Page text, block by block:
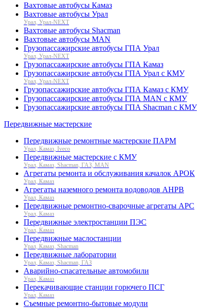
Вахтовые автобусы Камаз
Вахтовые автобусы Урал
Урал, Урал-NEXT
Вахтовые автобусы Shacman
Вахтовые автобусы MAN
Грузопассажирские автобусы ГПА Урал
Урал, Урал-NEXT
Грузопассажирские автобусы ГПА Камаз
Грузопассажирские автобусы ГПА Урал с КМУ
Урал, Урал-NEXT
Грузопассажирские автобусы ГПА Камаз с КМУ
Грузопассажирские автобусы ГПА MAN с КМУ
Грузопассажирские автобусы ГПА Shacman с КМУ
Передвижные мастерские
Передвижные ремонтные мастерские ПАРМ
Урал, Камаз, Iveco
Передвижные мастерские с КМУ
Урал, Камаз, Shacman, ГАЗ, MAN
Агрегаты ремонта и обслуживания качалок АРОК
Урал, Камаз
Агрегаты наземного ремонта водоводов АНРВ
Урал, Камаз
Передвижные ремонтно-сварочные агрегаты АРС
Урал, Камаз
Передвижные электростанции ПЭС
Урал, Камаз
Передвижные маслостанции
Урал, Камаз, Shacman
Передвижные лаборатории
Урал, Камаз, Shacman, ГАЗ
Аварийно-спасательные автомобили
Урал, Камаз
Перекачивающие станции горючего ПСГ
Урал, Камаз
Съемные ремонтно-бытовые модули